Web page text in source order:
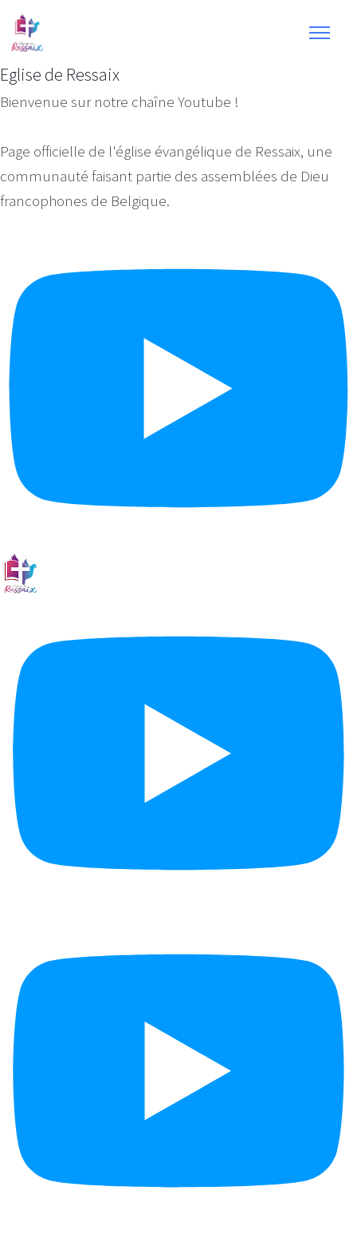
Eglise de Ressaix
Bienvenue sur notre chaîne Youtube !
Page officielle de l'église évangélique de Ressaix, une
communauté faisant partie des assemblées de Dieu
francophones de Belgique.